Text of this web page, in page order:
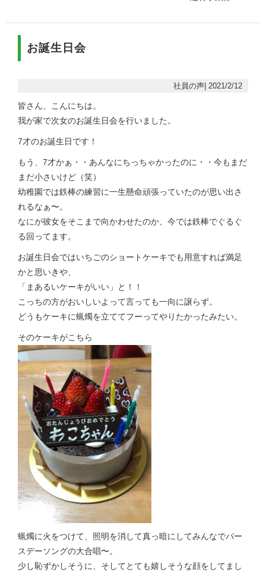
お誕生日会
社員の声| 2021/2/12
皆さん、こんにちは。
我が家で次女のお誕生日会を行いました。
7才のお誕生日です！
もう、7才かぁ・・あんなにちっちゃかったのに・・今もまだ
まだ小さいけど（笑）
幼稚園では鉄棒の練習に一生懸命頑張っていたのが思い出さ
れるなぁ〜。
なにが彼女をそこまで向かわせたのか、今では鉄棒でぐるぐ
る回ってます。
お誕生日会ではいちごのショートケーキでも用意すれば満足
かと思いきや、
「まあるいケーキがいい」と！！
こっちの方がおいしいよって言っても一向に譲らず。
どうもケーキに蝋燭を立ててフーってやりたかったみたい。
そのケーキがこちら
蝋燭に火をつけて、照明を消して真っ暗にしてみんなでバー
スデーソングの大合唱〜。
少し恥ずかしそうに、そしてとても嬉しそうな顔をしてまし